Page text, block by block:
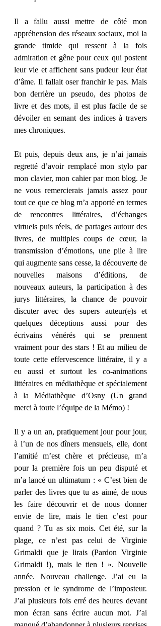
Il a fallu aussi mettre de côté mon
appréhension des réseaux sociaux, moi la
grande timide qui ressent à la fois
admiration et gêne pour ceux qui postent
leur vie et affichent sans pudeur leur état
d’âme. Il fallait oser franchir le pas. Mais
bon derrière un pseudo, des photos de
livre et des mots, il est plus facile de se
dévoiler en semant des indices à travers
mes chroniques.
Et puis, depuis deux ans, je n’ai jamais
regretté d’avoir remplacé mon stylo par
mon clavier, mon cahier par mon blog. Je
ne vous remercierais jamais assez pour
tout ce que ce blog m’a apporté en termes
de rencontres littéraires, d’échanges
virtuels puis réels, de partages autour des
livres, de multiples coups de cœur, la
transmission d’émotions, une pile à lire
qui augmente sans cesse, la découverte de
nouvelles maisons d’éditions, de
nouveaux auteurs, la participation à des
jurys littéraires, la chance de pouvoir
discuter avec des supers auteur(e)s et
quelques déceptions aussi pour des
écrivains vénérés qui se prennent
vraiment pour des stars ! Et au milieu de
toute cette effervescence littéraire, il y a
eu aussi et surtout les co-animations
littéraires en médiathèque et spécialement
à la Médiathèque d’Osny (Un grand
merci à toute l’équipe de la Mémo) !
Il y a un an, pratiquement jour pour jour,
à l’un de nos dîners mensuels, elle, dont
l’amitié m’est chère et précieuse, m’a
pour la première fois un peu disputé et
m’a lancé un ultimatum : « C’est bien de
parler des livres que tu as aimé, de nous
les faire découvrir et de nous donner
envie de lire, mais le tien c’est pour
quand ? Tu as six mois. Cet été, sur la
plage, ce n’est pas celui de Virginie
Grimaldi que je lirais (Pardon Virginie
Grimaldi !), mais le tien ! ». Nouvelle
année. Nouveau challenge. J’ai eu la
pression et le syndrome de l’imposteur.
J’ai plusieurs fois erré des heures devant
mon écran sans écrire aucun mot. J’ai